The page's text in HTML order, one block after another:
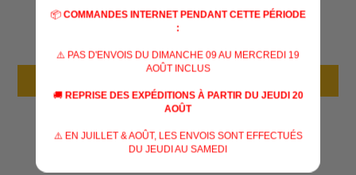
📦 COMMANDES INTERNET PENDANT CETTE PÉRIODE
:
⚠️ PAS D'ENVOIS DU DIMANCHE 09 AU MERCREDI 19
AOÛT INCLUS
🚚 REPRISE DES EXPÉDITIONS À PARTIR DU JEUDI 20
AOÛT
⚠️ EN JUILLET & AOÛT, LES ENVOIS SONT EFFECTUÉS
DU JEUDI AU SAMEDI